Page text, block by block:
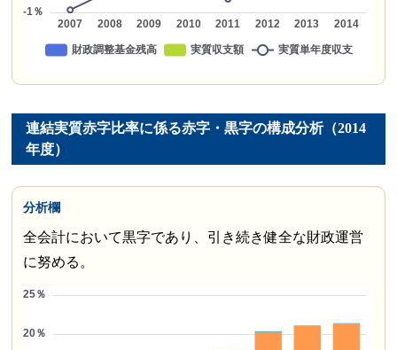
連結実質赤字比率に係る赤字・黒字の構成分析（2014
年度）
分析欄
全会計において黒字であり、引き続き健全な財政運営
に努める。